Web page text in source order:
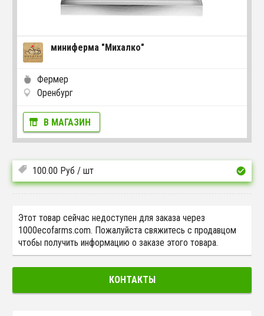
миниферма "Михалко"
Фермер
Оренбург
В МАГАЗИН
100.00 Руб / шт
Этот товар сейчас недоступен для заказа через
1000ecofarms.com. Пожалуйста свяжитесь с продавцом
чтобы получить информацию о заказе этого товара.
КОНТАКТЫ